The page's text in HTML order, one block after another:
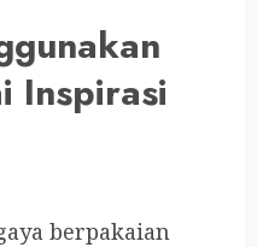
Inspirasi
berpakaian